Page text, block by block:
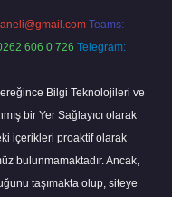
Teams:
606 0 726 Telegram:
Bilgi Teknolojileri ve
bir Yer Sağlayıcı olarak
içerikleri proaktif olarak
bulunmamaktadır. Ancak,
taşımakta olup, siteye